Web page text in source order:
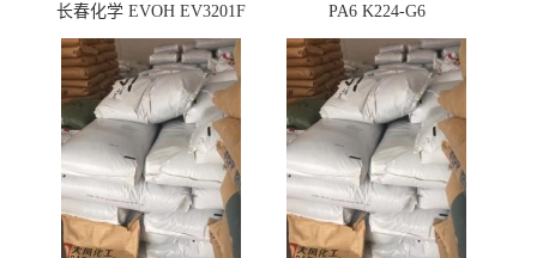
长春化学 EVOH EV3201F PA6 K224-G6